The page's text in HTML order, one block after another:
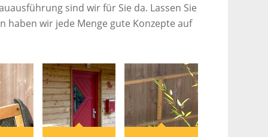
sind wir für Sie da. Lassen Sie
haben wir jede Menge gute Konzepte auf